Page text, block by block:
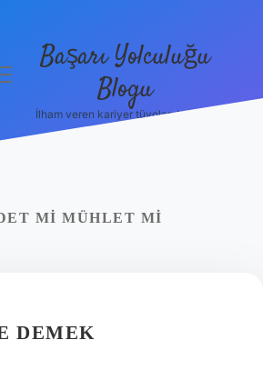
Başarı Yolculuğu
Blogu
İlham veren kariyer tüyoları burada!
MI MÜHLET MI
DEMEK